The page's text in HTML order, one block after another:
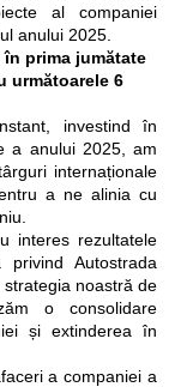
al companiei
anului 2025.
prima jumătate
următoarele 6
investind în
a anului 2025, am
internaționale
a ne alinia cu
interes rezultatele
Autostrada
noastră de
o consolidare
și extinderea în
a companiei a